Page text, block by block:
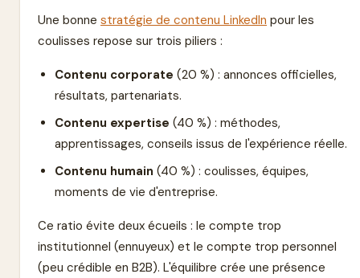
Une bonne stratégie de contenu LinkedIn pour les
coulisses repose sur trois piliers :
Contenu corporate (20 %) : annonces officielles,
résultats, partenariats.
Contenu expertise (40 %) : méthodes,
apprentissages, conseils issus de l'expérience réelle.
Contenu humain (40 %) : coulisses, équipes,
moments de vie d'entreprise.
Ce ratio évite deux écueils : le compte trop
institutionnel (ennuyeux) et le compte trop personnel
(peu crédible en B2B). L'équilibre crée une présence